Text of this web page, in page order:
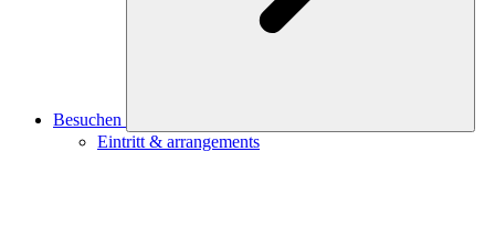
Besuchen
Eintritt & arrangements